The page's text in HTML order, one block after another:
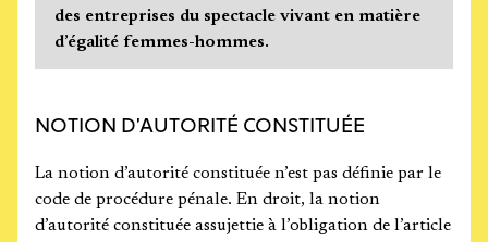
des entreprises du spectacle vivant en matière
d’égalité femmes-hommes.
NOTION D’AUTORITÉ CONSTITUÉE
La notion d’autorité constituée n’est pas définie par le
code de procédure pénale. En droit, la notion
d’autorité constituée assujettie à l’obligation de l’article